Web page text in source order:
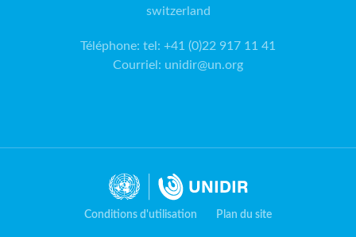
switzerland
Téléphone: tel: +41 (0)22 917 11 41
Courriel : unidir@un.org
Conditions d'utilisation Plan du site